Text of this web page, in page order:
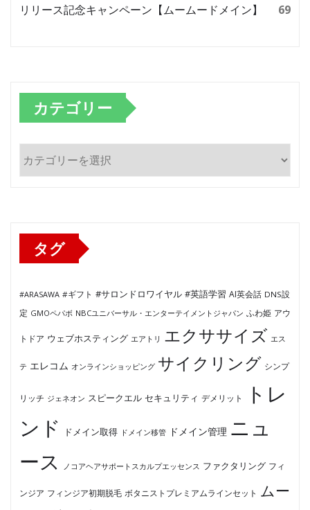
リリース記念キャンペーン【ムームードメイン】
69
カテゴリー
テ
タグ
#ARASAWA #ギフト #サロンドロワイヤル #英語学習 AI英会話 DNS設
定 GMOペパボ NBCユニバーサル・エンターテイメントジャパン ふわ姫 アウ
トドア ウェブホスティング エアトリ エクササイズ エス
テ エレコム オンラインショッピング サイクリング シンプ
リッチ ジェネオン スピークエル セキュリティ デメリット
トレ
ンド
ドメイン取得 ドメイン移管 ドメイン管理 ニュ
ース
ノコアヘアサポートスカルプエッセンス ファクタリング フィ
ンジア フィンジア初期脱毛 ボタニストプレミアムラインセット ムー